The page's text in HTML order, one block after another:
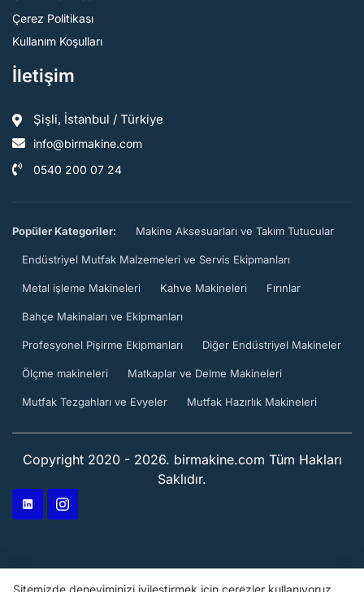
Çerez Politikası
Kullanım Koşulları
İletişim
Şişli, İstanbul / Türkiye
info@birmakine.com
0540 200 07 24
Popüler Kategoriler: Makine Aksesuarları ve Takım Tutucular
Endüstriyel Mutfak Malzemeleri ve Servis Ekipmanları
Metal işleme Makineleri Kahve Makineleri Fırınlar
Bahçe Makinaları ve Ekipmanları
Profesyonel Pişirme Ekipmanları Diğer Endüstriyel Makineler
Ölçme makineleri Matkaplar ve Delme Makineleri
Mutfak Tezgahları ve Evyeler Mutfak Hazırlık Makineleri
Copyright 2020 - 2026. birmakine.com Tüm Hakları
Saklıdır.
Sitemizde deneyiminizi iyileştirmek için çerezler kullanıyoruz.